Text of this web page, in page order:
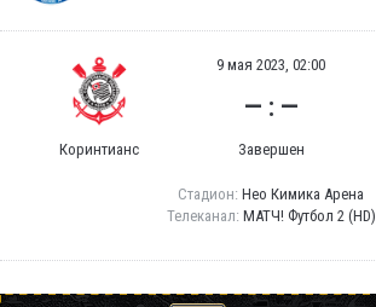
Коринтианс
9 мая 2023, 02:00
— : —
Завершен
Стадион: Нео Кимика Арена
Телеканал: МАТЧ! Футбол 2 (HD)